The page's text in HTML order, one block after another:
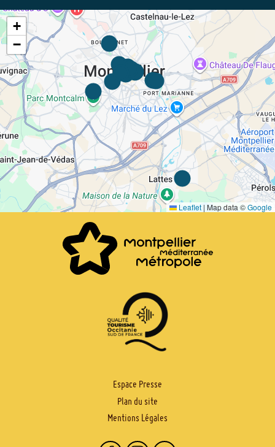
+
−
Leaflet | Map data ©Google
Espace Presse
Plan du site
Mentions Légales